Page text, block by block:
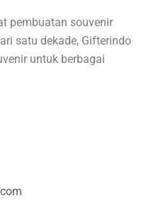
pembuatan souvenir
satu dekade, Gifterindo
untuk berbagai